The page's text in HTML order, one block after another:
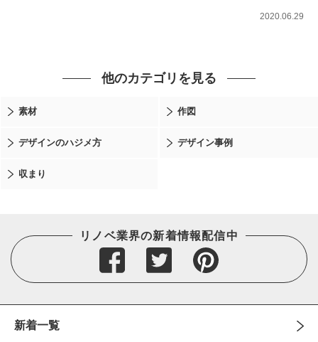
2020.06.29
他のカテゴリを見る
素材 作図
デザインのハジメ方 デザイン事例
収まり
リノベ業界の新着情報配信中
新着一覧